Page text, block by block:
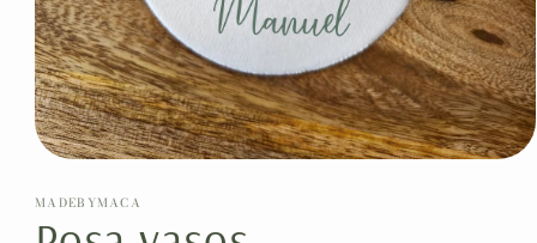
multimedia
en
MADEBYMACA